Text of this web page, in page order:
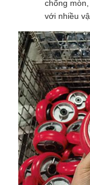
chống
với nhiều